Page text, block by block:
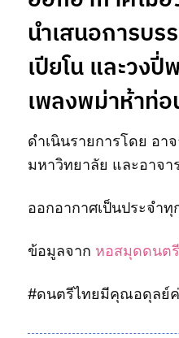
นำเสนอการบร
เปียโน และวง
เพลงพม่าห้าท่อ
ดำเนินรายการโดย อ
มหาวิทยาลัย และอาจ
ออกอากาศเป็นประจำทุ
ข้อมูลจาก หอสมุดดนต
#ดนตรีไทยมีคุณอดุลย์